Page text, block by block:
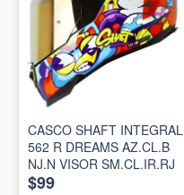
CASCO SHAFT INTEGRAL
562 R DREAMS AZ.CL.B
NJ.N VISOR SM.CL.IR.RJ
$99